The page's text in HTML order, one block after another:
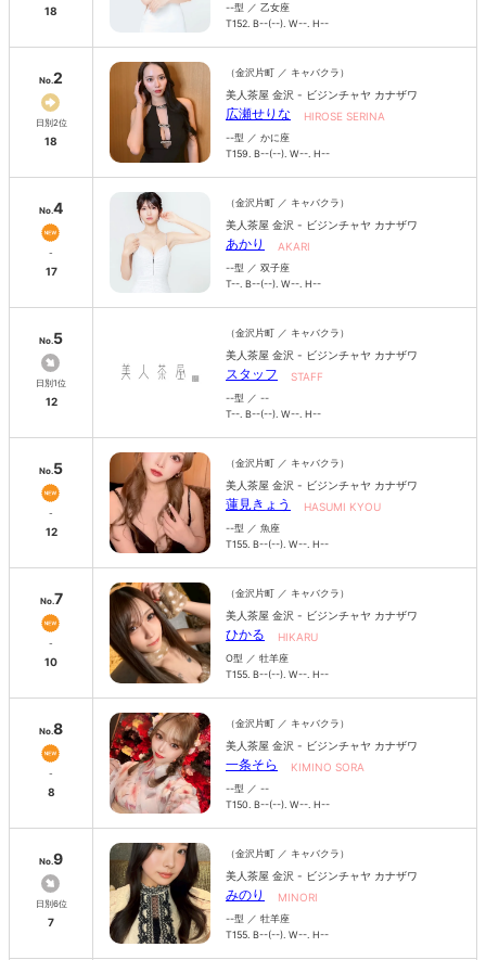
18
--型 ／ 乙女座
T152. B--(--). W--. H--
No.2
日別2位
18
（金沢片町 ／ キャバクラ）
美人茶屋 金沢 - ビジンチャヤ カナザワ
広瀬せりな HIROSE SERINA
--型 ／ かに座
T159. B--(--). W--. H--
No.4
-
17
（金沢片町 ／ キャバクラ）
美人茶屋 金沢 - ビジンチャヤ カナザワ
あかり AKARI
--型 ／ 双子座
T--. B--(--). W--. H--
No.5
日別1位
12
（金沢片町 ／ キャバクラ）
美人茶屋 金沢 - ビジンチャヤ カナザワ
スタッフ STAFF
--型 ／ --
T--. B--(--). W--. H--
No.5
-
12
（金沢片町 ／ キャバクラ）
美人茶屋 金沢 - ビジンチャヤ カナザワ
蓮見きょう HASUMI KYOU
--型 ／ 魚座
T155. B--(--). W--. H--
No.7
-
10
（金沢片町 ／ キャバクラ）
美人茶屋 金沢 - ビジンチャヤ カナザワ
ひかる HIKARU
O型 ／ 牡羊座
T155. B--(--). W--. H--
No.8
-
8
（金沢片町 ／ キャバクラ）
美人茶屋 金沢 - ビジンチャヤ カナザワ
一条そら KIMINO SORA
--型 ／ --
T150. B--(--). W--. H--
No.9
日別6位
7
（金沢片町 ／ キャバクラ）
美人茶屋 金沢 - ビジンチャヤ カナザワ
みのり MINORI
--型 ／ 牡羊座
T155. B--(--). W--. H--